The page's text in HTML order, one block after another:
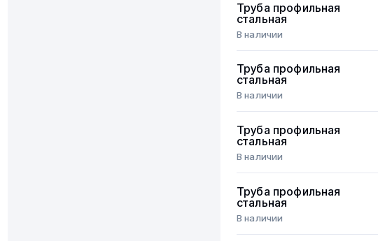
Труба профильная
стальная
В наличии
Труба профильная
стальная
В наличии
Труба профильная
стальная
В наличии
Труба профильная
стальная
В наличии